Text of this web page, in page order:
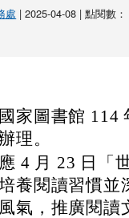
處 | 2025-04-08 | 點閱數：
家圖書館 114
理。
4 月 23 日「
養閱讀習慣並
氣，推廣閱讀